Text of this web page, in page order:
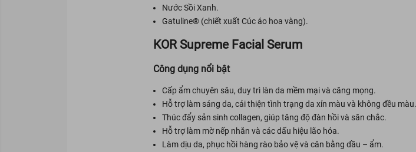
Nước Sồi Xanh.
Gatuline® (chiết xuất Cúc áo hoa vàng).
KOR Supreme Facial Serum
Công dụng nổi bật
Cấp ẩm chuyên sâu, duy trì làn da mềm mại và căng mọng.
Hỗ trợ làm sáng da, cải thiện tình trạng da xỉn màu và không đều màu.
Thúc đẩy sản sinh collagen, giúp tăng độ đàn hồi và săn chắc.
Hỗ trợ làm mờ nếp nhăn và các dấu hiệu lão hóa.
Làm dịu da, phục hồi hàng rào bảo vệ và cân bằng dầu – ẩm.